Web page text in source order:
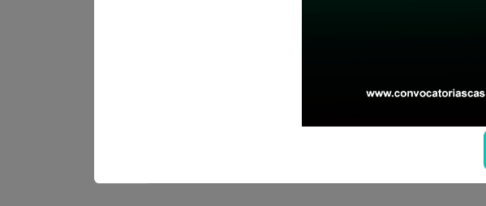
21 y 22 de marzo del
Presentación del
Municipalidad Distrital Cachachi (Jirón
Descarga aquí Bases(convocatoria